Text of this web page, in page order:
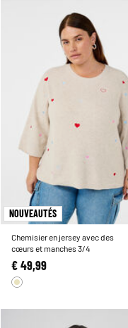
NOUVEAUTÉS
Chemisier en jersey avec des
cœurs et manches 3/4
€ 49,99